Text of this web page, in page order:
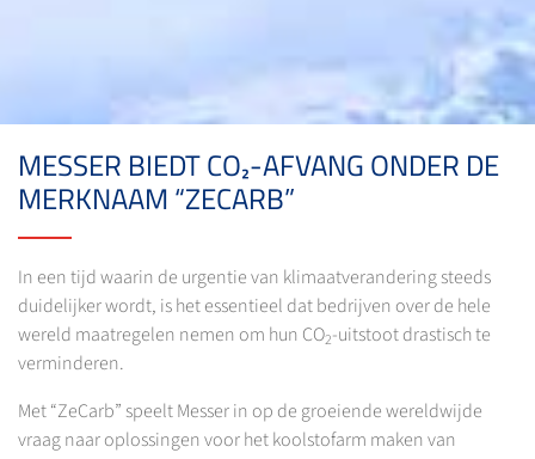
MESSER BIEDT CO₂-AFVANG ONDER DE
MERKNAAM “ZECARB”
In een tijd waarin de urgentie van klimaatverandering steeds
duidelijker wordt, is het essentieel dat bedrijven over de hele
wereld maatregelen nemen om hun CO2-uitstoot drastisch te
verminderen.
Met “ZeCarb” speelt Messer in op de groeiende wereldwijde
vraag naar oplossingen voor het koolstofarm maken van